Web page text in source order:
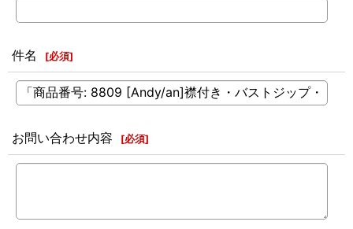
件名 [必須]
お問い合わせ内容 [必須]